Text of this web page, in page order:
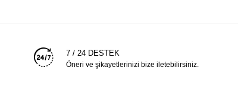
7 / 24 DESTEK
Öneri ve şikayetlerinizi bize iletebilirsiniz.